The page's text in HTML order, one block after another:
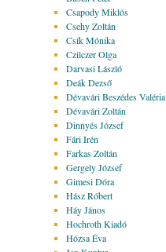
Csapody Miklós
Csehy Zoltán
Csík Mónika
Czilczer Olga
Darvasi László
Deák Dezső
Dévavári Beszédes Valéria
Dévavári Zoltán
Dinnyés József
Fári Irén
Farkas Zoltán
Gergely József
Gimesi Dóra
Hász Róbert
Háy János
Hochroth Kiadó
Hózsa Éva